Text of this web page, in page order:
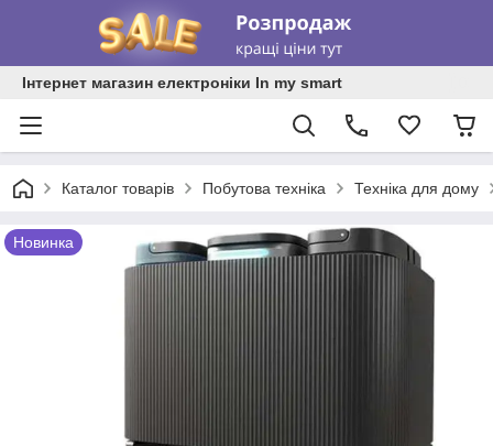
Інтернет магазин електроніки In my smart
Каталог товарів Побутова техніка Техніка для дому
Новинка